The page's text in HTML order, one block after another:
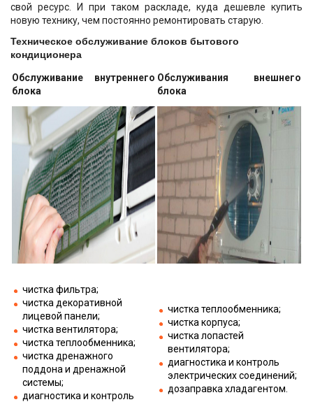
свой ресурс. И при таком раскладе, куда дешевле купить
новую технику, чем постоянно ремонтировать старую.
Техническое обслуживание блоков бытового
кондиционера
Обслуживание внутреннего
блока
Обслуживания внешнего
блока
чистка фильтра;
чистка декоративной
лицевой панели;
чистка вентилятора;
чистка теплообменника;
чистка дренажного
поддона и дренажной
системы;
диагностика и контроль
чистка теплообменника;
чистка корпуса;
чистка лопастей
вентилятора;
диагностика и контроль
электрических соединений;
дозаправка хладагентом.